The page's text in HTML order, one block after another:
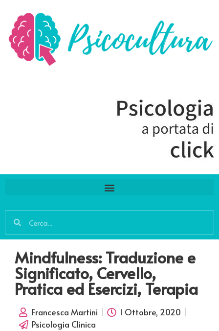
Mindfulness: Traduzione e
Significato, Cervello,
Pratica ed Esercizi, Terapia
Francesca Martini
1 Ottobre, 2020
Psicologia Clinica